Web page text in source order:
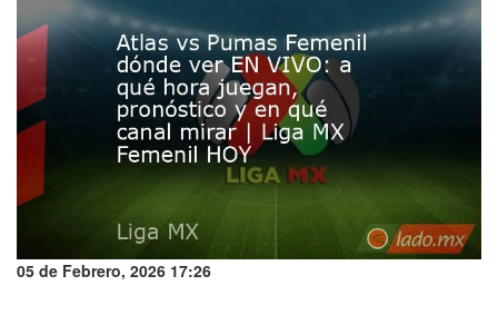
05 de Febrero, 2026 17:26